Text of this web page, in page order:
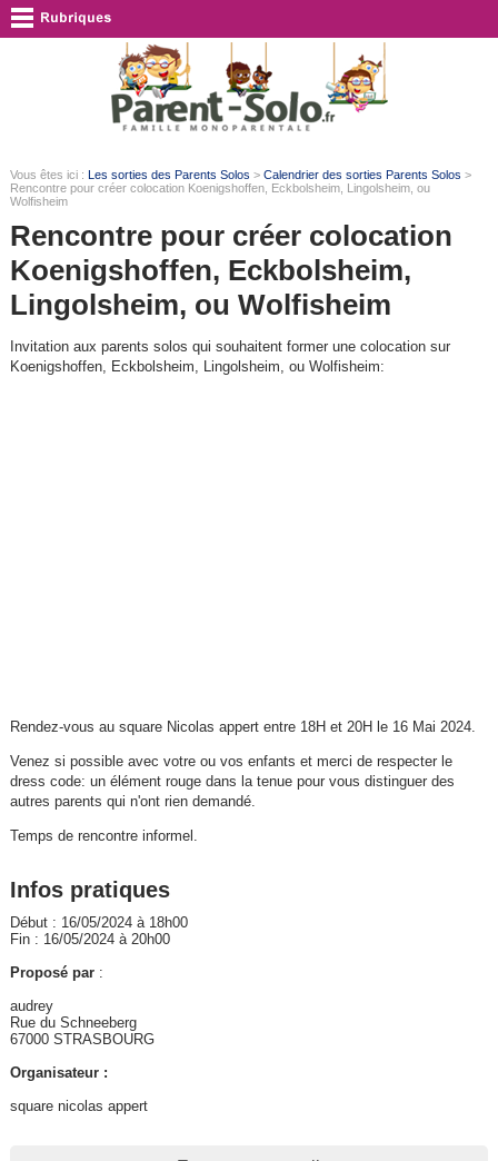
Vous êtes ici : Les sorties des Parents Solos > Calendrier des sorties Parents Solos >
Rencontre pour créer colocation Koenigshoffen, Eckbolsheim, Lingolsheim, ou
Wolfisheim
Rencontre pour créer colocation
Koenigshoffen, Eckbolsheim,
Lingolsheim, ou Wolfisheim
Invitation aux parents solos qui souhaitent former une colocation sur
Koenigshoffen, Eckbolsheim, Lingolsheim, ou Wolfisheim:
Rendez-vous au square Nicolas appert entre 18H et 20H le 16 Mai 2024.
Venez si possible avec votre ou vos enfants et merci de respecter le
dress code: un élément rouge dans la tenue pour vous distinguer des
autres parents qui n'ont rien demandé.
Temps de rencontre informel.
Infos pratiques
Début : 16/05/2024 à 18h00
Fin : 16/05/2024 à 20h00
Proposé par:
audrey
Rue du Schneeberg
67000 STRASBOURG
Organisateur :
square nicolas appert